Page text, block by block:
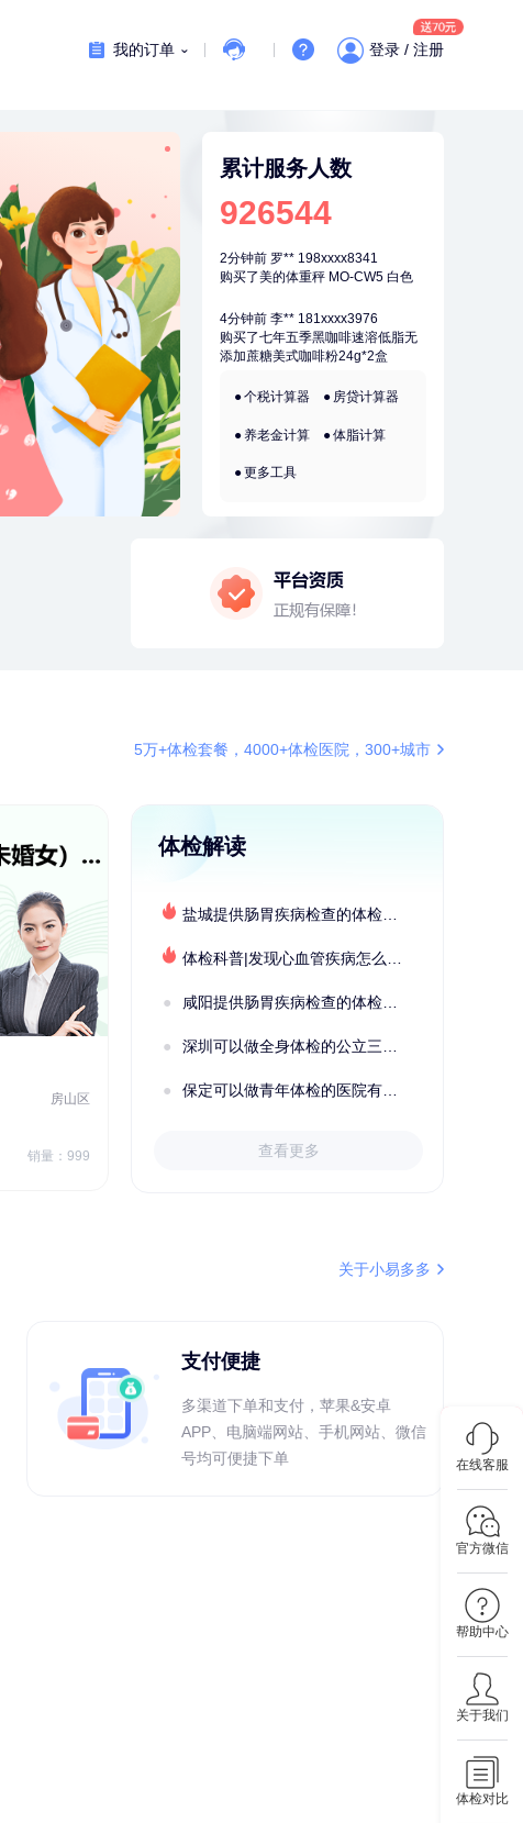
我的订单 登录 / 注册
累计服务人数
926544
购买了七年五季黑咖啡速溶低脂无
添加蔗糖美式咖啡粉24g*2盒
1分钟前
成功预约了中老年套餐
成功预约了商务应酬体检（男）
2分钟前 罗** 198xxxx8341
购买了美的体重秤 MO-CW5 白色
4分钟前 李** 181xxxx3976
购买了七年五季黑咖啡速溶低脂无
添加蔗糖美式咖啡粉24g*2盒
成功预约了女性防癌筛查套餐
6分钟前 郑** 136xxxx9530
购买了宁安堡新疆无核红枣干
购买了美的体重秤 MO-CW5 白色
江** 136xxxx3540
159xxxx4211
成功预约了妇科套餐
个税计算器 房贷计算器
养老金计算 体脂计算
更多工具
5万+体检套餐，4000+体检医院，300+城市
房山区
销量：999
秦皇岛市第一医院体检中心 北戴河区
体检解读
盐城提供肠胃疾病检查的体检套餐有哪些？体检机构有哪些选择？如何预约？
体检科普|发现心血管疾病怎么办？
咸阳提供肠胃疾病检查的体检套餐有哪些？体检机构有哪些选择？如何预约？
深圳可以做全身体检的公立三甲医院及体检套餐汇总
保定可以做青年体检的医院有哪些？有哪些套餐可以选择？
查看更多
关于小易多多
支付便捷
多渠道下单和支付，苹果&安卓
APP、电脑端网站、手机网站、微信
号均可便捷下单
在线客服
官方微信
帮助中心
关于我们
体检对比